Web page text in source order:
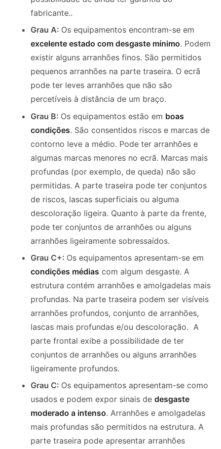
fabricante..
Grau A: Os equipamentos encontram-se em
excelente estado com desgaste mínimo. Podem
existir alguns arranhões finos. São permitidos
pequenos arranhões na parte traseira. O ecrã
pode ter leves arranhões que não são
percetíveis à distância de um braço.
Grau B: Os equipamentos estão em boas
condições. São consentidos riscos e marcas de
contorno leve a médio. Pode ter arranhões e
algumas marcas menores no ecrã. Marcas mais
profundas (por exemplo, de queda) não são
permitidas. A parte traseira pode ter conjuntos
de riscos, lascas superficiais ou alguma
descoloração ligeira. Quanto à parte da frente,
pode ter conjuntos de arranhões ou alguns
arranhões ligeiramente sobressaídos.
Grau C+: Os equipamentos apresentam-se em
condições médias com algum desgaste. A
estrutura contém arranhões e amolgadelas ​​mais
profundas. Na parte traseira podem ser visíveis
arranhões profundos, conjunto de arranhões,
lascas mais profundas e/ou descoloração. A
parte frontal exibe a possibilidade de ter
conjuntos de arranhões ou alguns arranhões
ligeiramente profundos.
Grau C: Os equipamentos apresentam-se como
usados e podem expor sinais de desgaste
moderado a intenso. Arranhões e amolgadelas ​​
mais profundas são permitidos na estrutura. A
parte traseira pode apresentar arranhões